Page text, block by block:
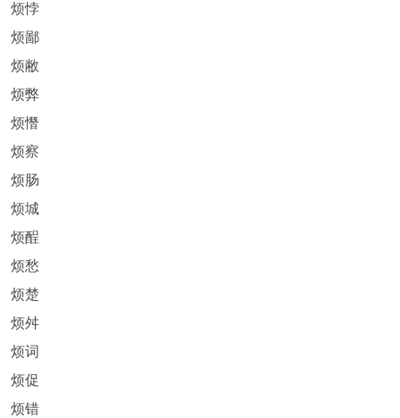
烦悖
烦鄙
烦敝
烦弊
烦憯
烦察
烦肠
烦城
烦酲
烦愁
烦楚
烦舛
烦词
烦促
烦错